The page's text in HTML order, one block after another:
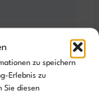
zu speichern
Erlebnis zu
Sie diesen